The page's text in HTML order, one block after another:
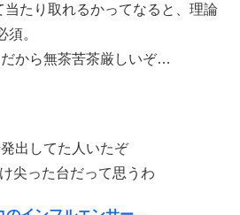
当たり取れるかってなると、理論
須。
から無茶苦茶厳しいぞ…
出してた人いたぞ
尖った台だって思うわ